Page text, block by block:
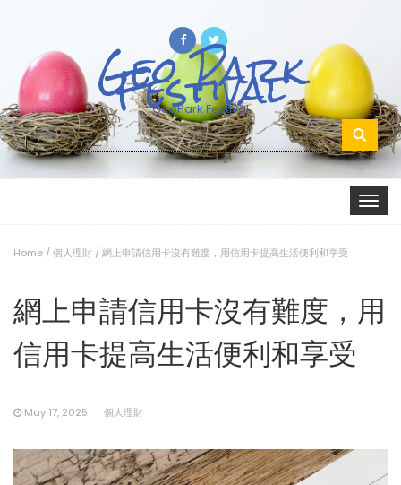
Geo Park
Festival
GeoPark Festival
Search
for:
Toggle
Home /個人理財 /網上申請信用卡沒有難度，用信用卡提高生活便利和享受
網上申請信用卡沒有難度，用
信用卡提高生活便利和享受
May 17, 2025 個人理財